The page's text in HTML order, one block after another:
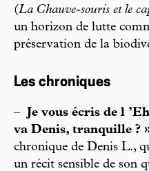
(La Chauve-souris et le
un horizon de lutte
préservation de la
Les chroniques
–
Je vous écris de l
va Denis, tranquille ?
chronique de Denis L.,
un récit sensible de son